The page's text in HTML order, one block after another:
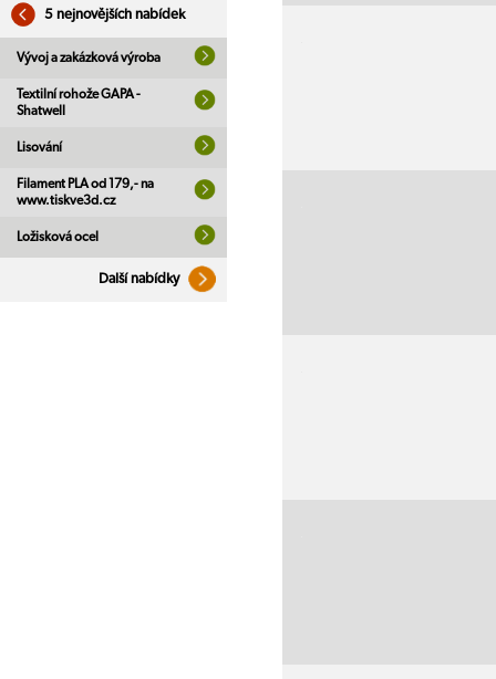
5 nejnovějších nabídek
Vývoj a zakázková výroba
Textilní rohože GAPA -
Shatwell
Lisování
Filament PLA od 179,- na
www.tiskve3d.cz
Ložisková ocel
Další nabídky